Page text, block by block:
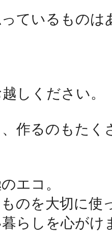
ているものは
しください。
作るのもたく
エコ。
のを大切に使
らしを心がけ
八尾